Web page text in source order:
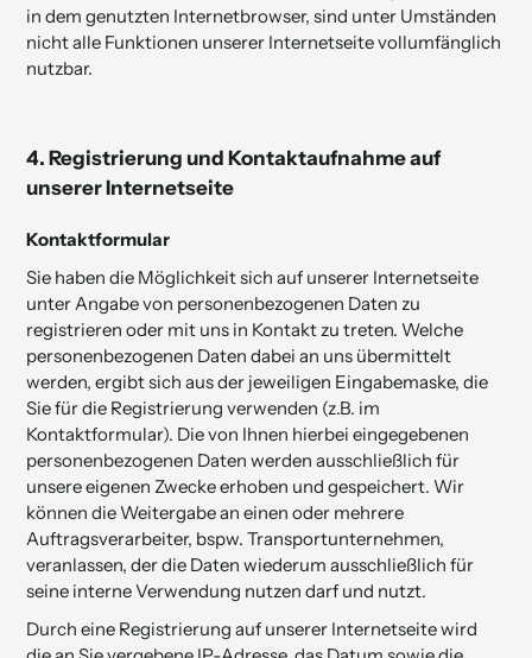
in dem genutzten Internetbrowser, sind unter Umständen
nicht alle Funktionen unserer Internetseite vollumfänglich
nutzbar.
4.Registrierung und Kontakt­aufnahme auf
unserer Internetseite
Kontaktformular
Sie haben die Möglichkeit sich auf unserer Internetseite
unter Angabe von personen­bezogenen Daten zu
registrieren oder mit uns in Kontakt zu treten. Welche
personenbezogenen Daten dabei an uns übermittelt
werden, ergibt sich aus der jeweiligen Eingabemaske, die
Sie für die Registrierung verwenden (z.B. im
Kontaktformular). Die von Ihnen hierbei eingegebenen
personenbezogenen Daten werden ausschließlich für
unsere eigenen Zwecke erhoben und gespeichert. Wir
können die Weitergabe an einen oder mehrere
Auftragsverarbeiter, bspw. Transportunternehmen,
veranlassen, der die Daten wiederum ausschließlich für
seine interne Verwendung nutzen darf und nutzt.
Durch eine Registrierung auf unserer Internetseite wird